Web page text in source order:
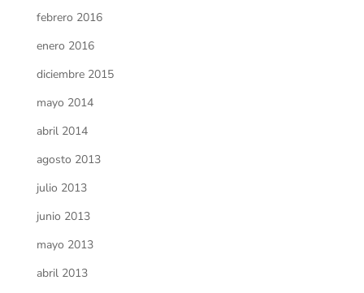
febrero 2016
enero 2016
diciembre 2015
mayo 2014
abril 2014
agosto 2013
julio 2013
junio 2013
mayo 2013
abril 2013